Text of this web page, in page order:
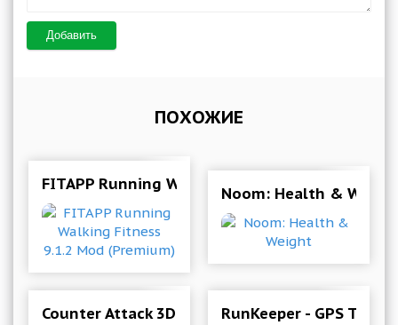
Добавить
ПОХОЖИЕ
FITAPP Running Walking Fitness 9.1.2 Mod
Noom: Health &
Counter Attack 3D - Multiplayer Shooter 1.3.22
RunKeeper - GPS